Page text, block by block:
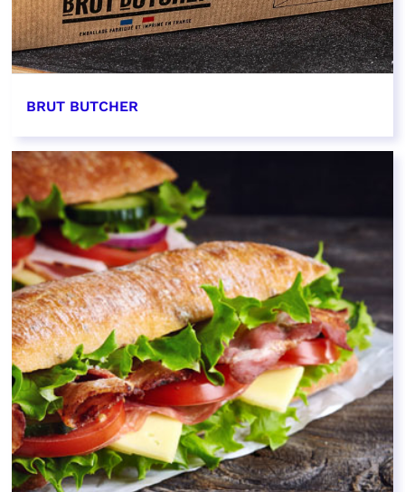
BRUT BUTCHER
EN SAVOIR PLUS